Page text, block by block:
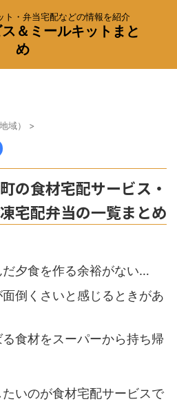
ト・弁当宅配などの情報を紹介
＆ミールキットまと
め
域） >
の食材宅配サービス・
宅配弁当の一覧まとめ
夕食を作る余裕がない…
倒くさいと感じるときがあ
食材をスーパーから持ち帰
いのが食材宅配サービスで